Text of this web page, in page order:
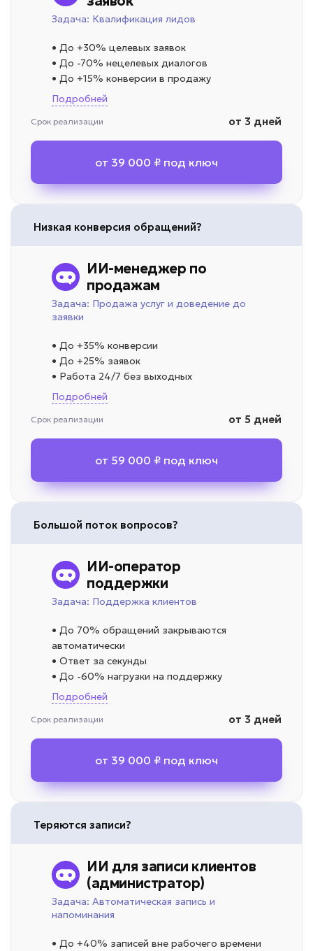
Задача: Квалификация лидов
• До +30% целевых заявок
• До -70% нецелевых диалогов
• До +15% конверсии в продажу
Подробней
Срок реализации от 3 дней
от 39 000 ₽ под ключ
Низкая конверсия обращений?
ИИ-менеджер по
продажам
Задача: Продажа услуг и доведение до
заявки
• До +35% конверсии
• До +25% заявок
• Работа 24/7 без выходных
Подробней
Срок реализации от 5 дней
от 59 000 ₽ под ключ
Большой поток вопросов?
ИИ-оператор
поддержки
Задача: Поддержка клиентов
• До 70% обращений закрываются
автоматически
• Ответ за секунды
• До -60% нагрузки на поддержку
Подробней
Срок реализации от 3 дней
от 39 000 ₽ под ключ
Теряются записи?
ИИ для записи клиентов
(администратор)
Задача: Автоматическая запись и
напоминания
• До +40% записей вне рабочего времени